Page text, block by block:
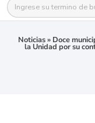
Noticias» Doce
la Unidad por su